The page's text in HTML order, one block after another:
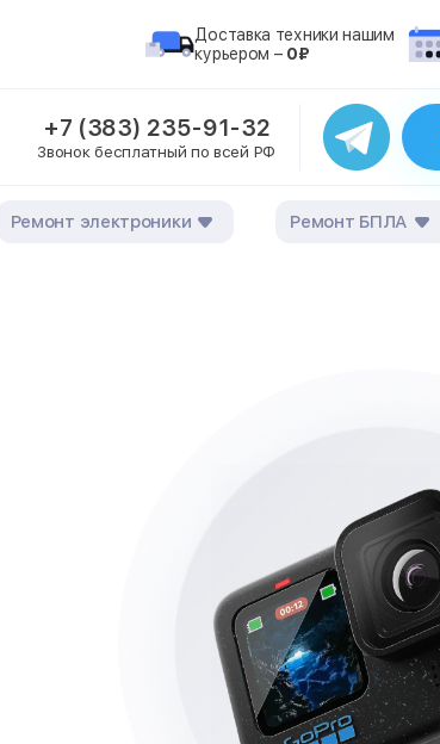
Доставка техники нашим
курьером – 0₽
+7 (383) 235-91-32
Звонок бесплатный по всей РФ
Ремонт электроники Ремонт БПЛА